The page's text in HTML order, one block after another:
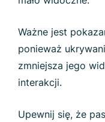
Ważne jest
ponieważ
zmniejsza jego
interakcji.
Upewnij się, że